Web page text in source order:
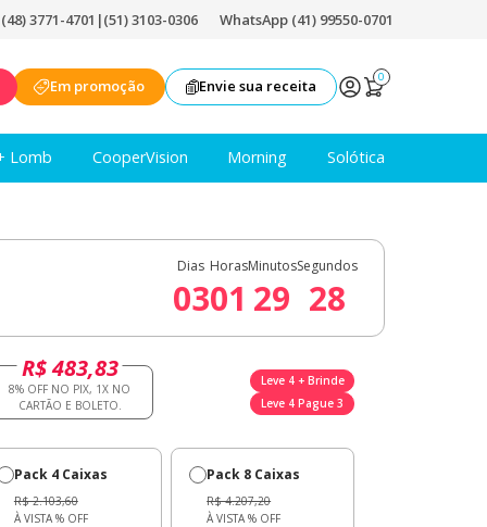
(48) 3771-4701 |(51) 3103-0306 WhatsApp (41) 99550-0701
Em promoção Envie sua receita 0
Lomb CooperVision Morning Solótica
Dias
03
Horas
01
Minutos
29
Segundos
27
R$ 483,83
Leve 4 + Brinde
Leve 4 Pague 3
Pack 4 Caixas
R$ 2.103,60
À VISTA% OFF
Pack 8 Caixas
R$ 4.207,20
À VISTA% OFF